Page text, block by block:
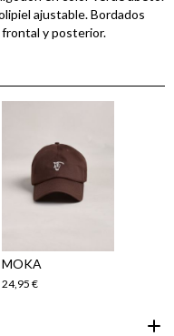
ajustable. Bordados
frontal y posterior.
MOKA
24,95 €